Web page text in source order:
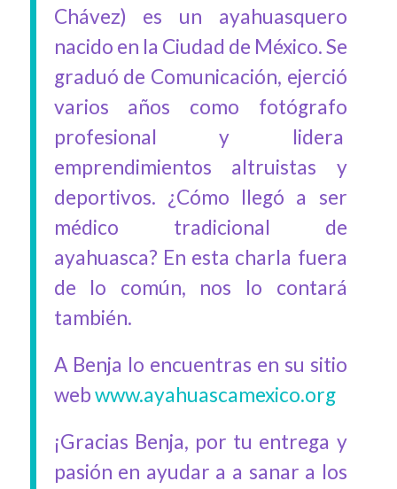
Chávez) es un ayahuasquero
nacido en la Ciudad de México. Se
graduó de Comunicación, ejerció
varios años como fotógrafo
profesional y lidera
emprendimientos altruistas y
deportivos. ¿Cómo llegó a ser
médico tradicional de
ayahuasca? En esta charla fuera
de lo común, nos lo contará
también.
A Benja lo encuentras en su sitio
webwww.ayahuascamexico.org
¡Gracias Benja, por tu entrega y
pasión en ayudar a a sanar a los